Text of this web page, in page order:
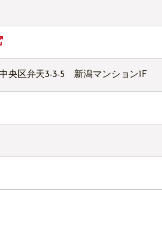
央区弁天3-3-5 新潟マンション1F